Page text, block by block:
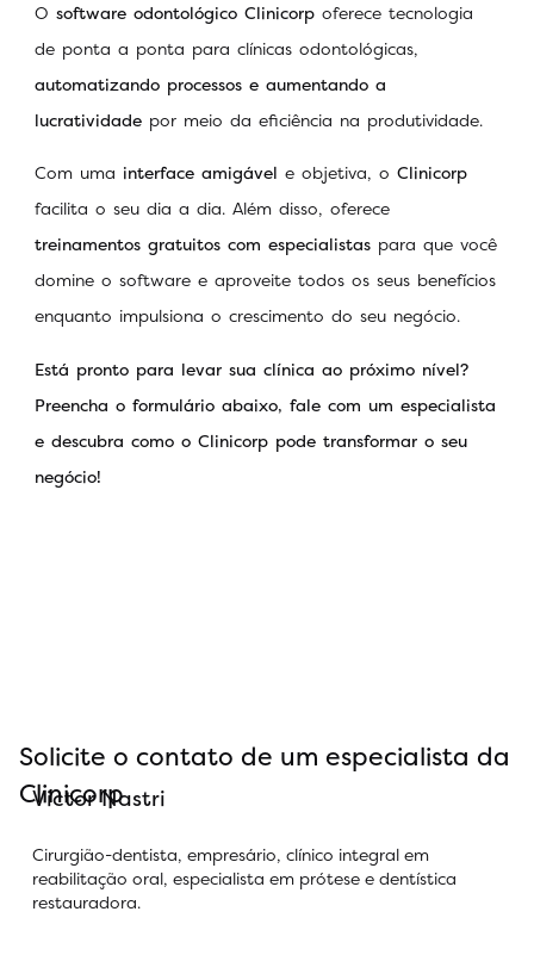
O software odontológico Clinicorp oferece tecnologia
de ponta a ponta para clínicas odontológicas,
automatizando processos e aumentando a
lucratividade por meio da eficiência na produtividade.
Com uma interface amigável e objetiva, o Clinicorp
facilita o seu dia a dia. Além disso, oferece
treinamentos gratuitos com especialistas para que você
domine o software e aproveite todos os seus benefícios
enquanto impulsiona o crescimento do seu negócio.
Está pronto para levar sua clínica ao próximo nível?
Preencha o formulário abaixo, fale com um especialista
e descubra como o Clinicorp pode transformar o seu
negócio!
Solicite o contato de um especialista da
Clinicorp
Victor Nastri
Cirurgião-dentista, empresário, clínico integral em
reabilitação oral, especialista em prótese e dentística
restauradora.